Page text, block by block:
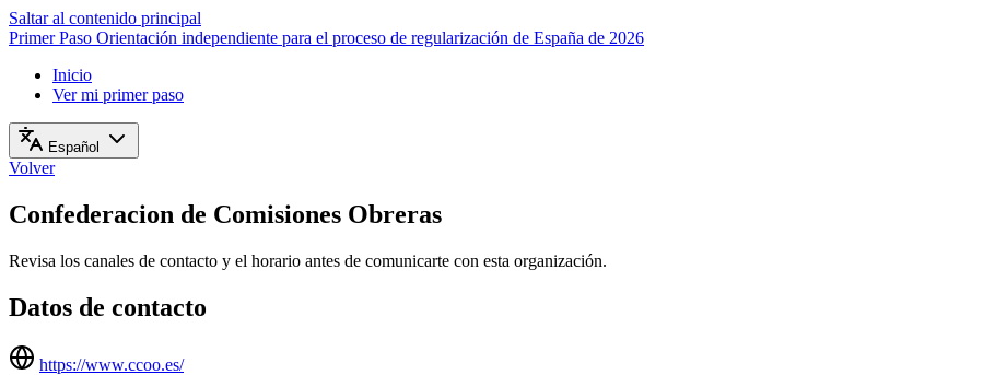
Saltar al contenido principal
Primer Paso Orientación independiente para el proceso de regularización de España de 2026
Inicio
Ver mi primer paso
Español
Volver
Confederacion de Comisiones Obreras
Revisa los canales de contacto y el horario antes de comunicarte con esta organización.
Datos de contacto
https://www.ccoo.es/